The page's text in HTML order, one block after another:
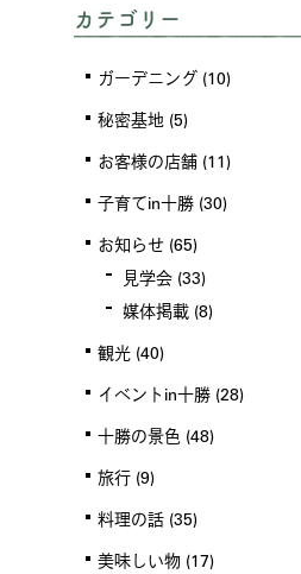
カテゴリー
ガーデニング (10)
秘密基地 (5)
お客様の店舗 (11)
子育てin十勝 (30)
お知らせ (65)
見学会 (33)
媒体掲載 (8)
観光 (40)
イベントin十勝 (28)
十勝の景色 (48)
旅行 (9)
料理の話 (35)
美味しい物 (17)